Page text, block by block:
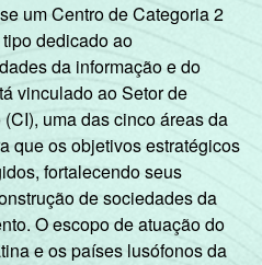
um Centro de Categoria 2
dedicado ao
da informação e do
vinculado ao Setor de
uma das cinco áreas da
que os objetivos estratégicos
fortalecendo seus
de sociedades da
O escopo de atuação do
e os países lusófonos da